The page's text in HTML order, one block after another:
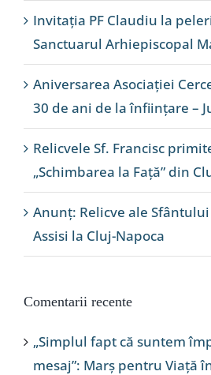
Invitația PF Claudiu la
Sanctuarul Arhiepiscopal
Aniversarea Asociației
30 de ani de la înființare –
Relicvele Sf. Francisc
„Schimbarea la Față” din
Anunț: Relicve ale
Assisi la Cluj-Napoca
Comentarii recente
„Simplul fapt că suntem
mesaj”: Marș pentru Viață